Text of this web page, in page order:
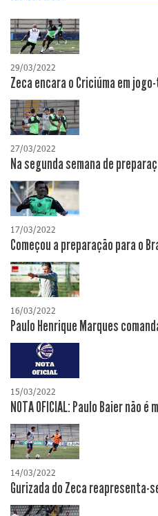
29/03/2022
Zeca encara o Criciúma em
27/03/2022
Na segunda semana de
17/03/2022
Começou a preparação para o
16/03/2022
Paulo Henrique Marques
15/03/2022
NOTA OFICIAL: Paulo Baier não
14/03/2022
Gurizada do Zeca reapresenta-